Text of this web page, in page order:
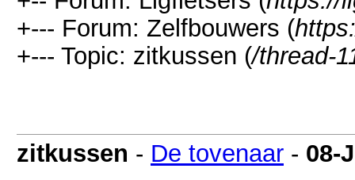
+--- Forum: Zelfbouwers (
+--- Topic: zitkussen (/thread-
zitkussen - De tovenaar - 08-